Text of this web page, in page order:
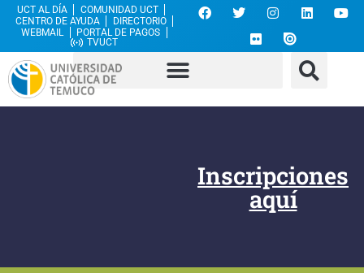
UCT AL DÍA
COMUNIDAD UCT
CENTRO DE AYUDA
DIRECTORIO
WEBMAIL
PORTAL DE PAGOS
TVUCT
Inscripciones
aquí